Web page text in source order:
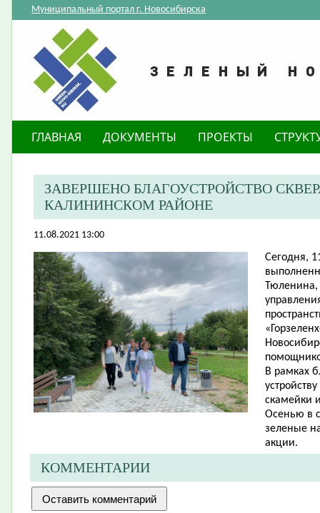
Муниципальный портал г. Новосибирска
ГЛАВНАЯ ДОКУМЕНТЫ ПРОЕКТЫ
ЗАВЕРШЕНО БЛАГОУСТРОЙСТВО
КАЛИНИНСКОМ РАЙОНЕ
11.08.2021 13:00
Сегодня,
Тюленина,
В рамках
скамейки
Осенью в
зеленые
акции.
КОММЕНТАРИИ